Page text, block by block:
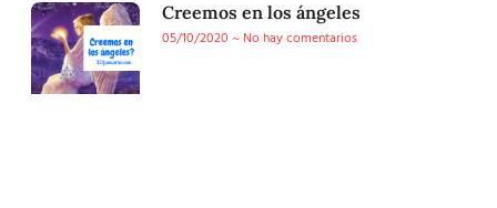
Creemos en los ángeles
05/10/2020
No hay comentarios